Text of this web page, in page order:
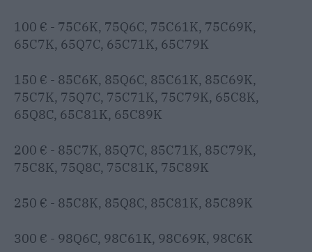
100 € - 75C6K, 75Q6C, 75C61K, 75C69K,
65C7K, 65Q7C, 65C71K, 65C79K
150 € - 85C6K, 85Q6C, 85C61K, 85C69K,
75C7K, 75Q7C, 75C71K, 75C79K, 65C8K,
65Q8C, 65C81K, 65C89K
200 € - 85C7K, 85Q7C, 85C71K, 85C79K,
75C8K, 75Q8C, 75C81K, 75C89K
250 € - 85C8K, 85Q8C, 85C81K, 85C89K
300 € - 98Q6C, 98C61K, 98C69K, 98C6K